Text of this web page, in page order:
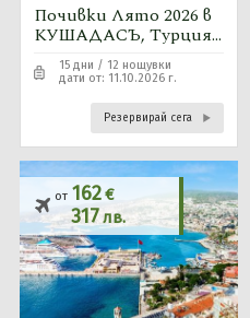
Почивки Лято 2026 в
КУШАДАСЪ, Турция -
12 нощувки
автобусна програма
15 дни / 12 нощувки
дати от: 11.10.2026 г.
Резервирай сега
от 162€
317лв.